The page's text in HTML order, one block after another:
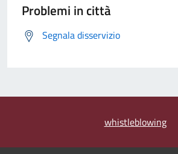
Problemi in città
Segnala disservizio
whistleblowing